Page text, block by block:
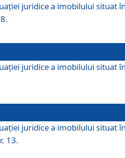
juridice a imobilului situat
juridice a imobilului situat
juridice a imobilului situat
13.